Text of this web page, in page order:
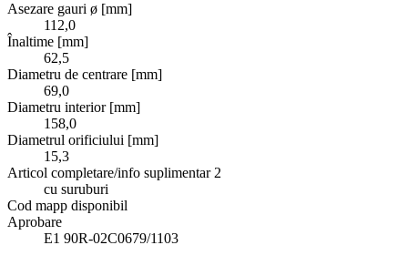
Asezare gauri ø [mm]
112,0
Înaltime [mm]
62,5
Diametru de centrare [mm]
69,0
Diametru interior [mm]
158,0
Diametrul orificiului [mm]
15,3
Articol completare/info suplimentar 2
cu suruburi
Cod mapp disponibil
Aprobare
E1 90R-02C0679/1103